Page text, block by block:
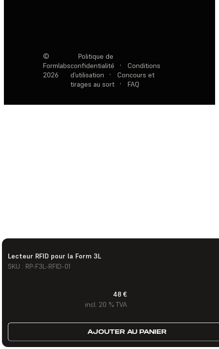
Lecteur RFID pour la Form 3L
SKU : RP-F3L-RFID-01
48 €
incl. 20 % TVA
AJOUTER AU PANIER
©
Formlabs
2026
Politique de
confidentialité
·
Conditions
d’utilisation
·
Concours et
tirages au sort
· FAQ